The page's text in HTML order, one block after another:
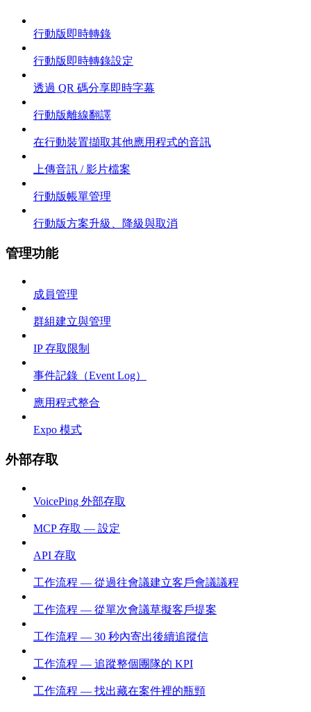
行動版即時轉錄
行動版即時轉錄設定
透過 QR 碼分享即時字幕
行動版離線翻譯
在行動裝置擷取其他應用程式的音訊
上傳音訊 / 影片檔案
行動版帳單管理
行動版方案升級、降級與取消
管理功能
成員管理
群組建立與管理
IP 存取限制
事件記錄（Event Log）
應用程式整合
Expo 模式
外部存取
VoicePing 外部存取
MCP 存取 — 設定
API 存取
工作流程 — 從過往會議建立客戶會議議程
工作流程 — 從單次會議草擬客戶提案
工作流程 — 30 秒內寄出後續追蹤信
工作流程 — 追蹤整個團隊的 KPI
工作流程 — 找出藏在案件裡的瓶頸